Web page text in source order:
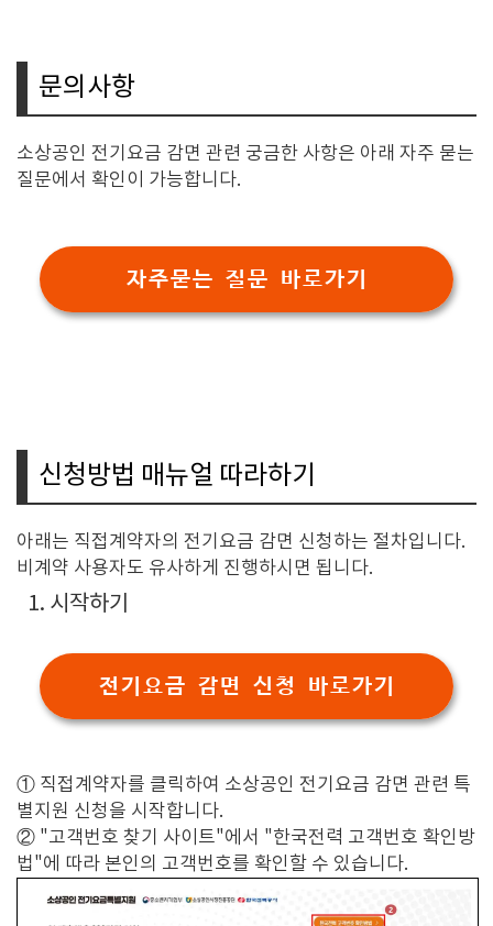
문의사항
소상공인 전기요금 감면 관련 궁금한 사항은 아래 자주 묻는
질문에서 확인이 가능합니다.
자주묻는 질문 바로가기
신청방법 매뉴얼 따라하기
아래는 직접계약자의 전기요금 감면 신청하는 절차입니다.
비계약 사용자도 유사하게 진행하시면 됩니다.
1. 시작하기
전기요금 감면 신청 바로가기
① 직접계약자를 클릭하여 소상공인 전기요금 감면 관련 특
별지원 신청을 시작합니다.
② "고객번호 찾기 사이트"에서 "한국전력 고객번호 확인방
법"에 따라 본인의 고객번호를 확인할 수 있습니다.